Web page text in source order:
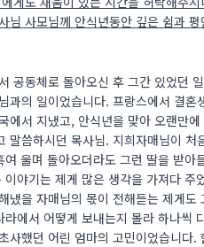
님 사모님께 안식년동안 깊은 쉼과
공동체로 돌아오신 후 그간 있었던
과의 일이었습니다. 프랑스에서 결
에서 지냈고, 안식년을 맞아 오랜만
말씀하시던 목사님. 지희자매님이
여 울며 돌아오더라도 그런 딸을 받
야기는 제게 많은 생각을 가져다
냈을 자매님의 몫이 전해듣는 제게
라에서 어떻게 보내는지 몰라 하나씩
사했던 어린 엄마의 고민이었습니다